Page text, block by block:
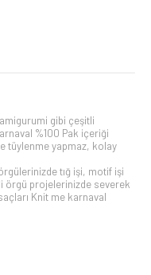
gibi çeşitli
%100 Pak içeriği
tüylenme yapmaz, kolay
tığ işi, motif işi
örgü projelerinizde severek
Knit me karnaval